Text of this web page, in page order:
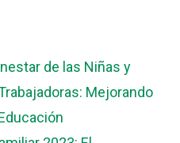
de las Niñas y
Mejorando